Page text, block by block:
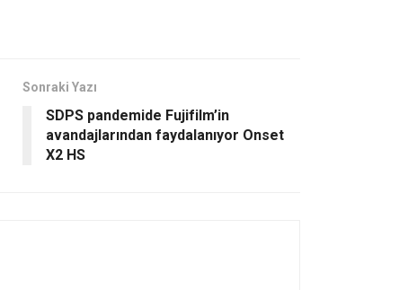
Sonraki Yazı
SDPS pandemide Fujifilm’in
avandajlarından faydalanıyor Onset
X2 HS